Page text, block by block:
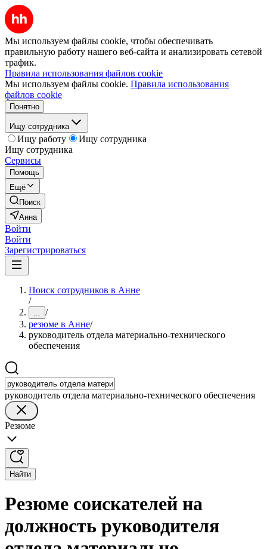
Мы используем файлы cookie, чтобы обеспечивать
правильную работу нашего веб-сайта и анализировать сетевой
трафик.
Правила использования файлов cookie
Мы используем файлы cookie. Правила использования
файлов cookie
Понятно
Ищу сотрудника
Ищу работу
Ищу сотрудника
Ищу сотрудника
Сервисы
Помощь
Ещё
Поиск
Анна
Войти
Войти
Зарегистрироваться
Поиск сотрудников в Анне
/
... /
резюме в Анне/
руководитель отдела материально-технического
обеспечения
руководитель отдела материально-технического обеспечения
Резюме
Найти
Резюме соискателей на
должность руководителя